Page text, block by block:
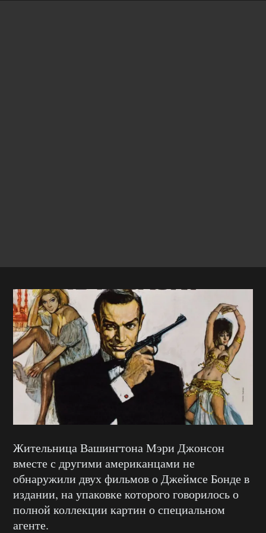
Жительница Вашингтона Мэри Джонсон
вместе с другими американцами не
обнаружили двух фильмов о Джеймсе Бонде в
издании, на упаковке которого говорилось о
полной коллекции картин о специальном
агенте.